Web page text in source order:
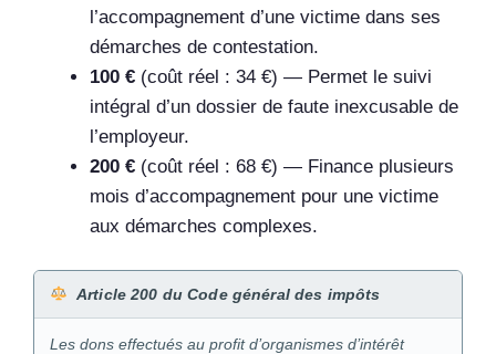
l’accompagnement d’une victime dans ses
démarches de contestation.
100 € (coût réel : 34 €) — Permet le suivi
intégral d’un dossier de faute inexcusable de
l’employeur.
200 € (coût réel : 68 €) — Finance plusieurs
mois d’accompagnement pour une victime
aux démarches complexes.
Article 200 du Code général des impôts
Les dons effectués au profit d’organismes d’intérêt